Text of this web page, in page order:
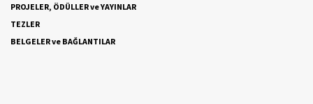
PROJELER, ÖDÜLLER ve YAYINLAR
TEZLER
BELGELER ve BAĞLANTILAR